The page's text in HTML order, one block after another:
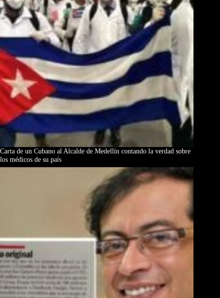
Carta de un Cubano al Alcalde de Medellín contando la verdad sobre
los médicos de su país